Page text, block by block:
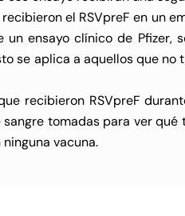
el RSVpreF en un
ensayo clínico de Pfizer,
se aplica a aquellos que
recibieron RSVpreF
tomadas para ver
vacuna.